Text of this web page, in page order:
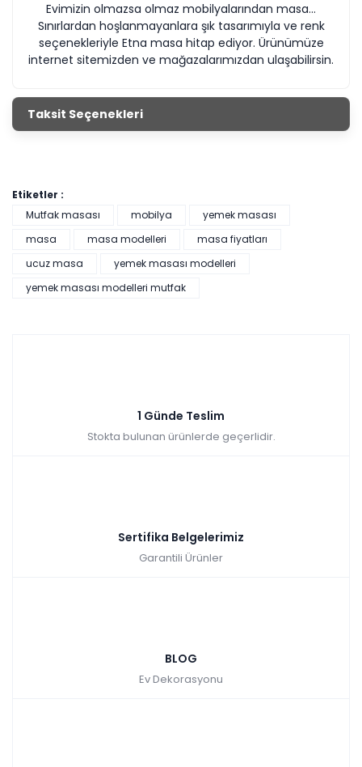
Evimizin olmazsa olmaz mobilyalarından masa...
Sınırlardan hoşlanmayanlara şık tasarımıyla ve renk
seçenekleriyle Etna masa hitap ediyor. Ürünümüze
internet sitemizden ve mağazalarımızdan ulaşabilirsin.
Taksit Seçenekleri
Etiketler :
Mutfak masası
mobilya
yemek masası
masa
masa modelleri
masa fiyatları
ucuz masa
yemek masası modelleri
yemek masası modelleri mutfak
1 Günde Teslim
Stokta bulunan ürünlerde geçerlidir.
Sertifika Belgelerimiz
Garantili Ürünler
BLOG
Ev Dekorasyonu